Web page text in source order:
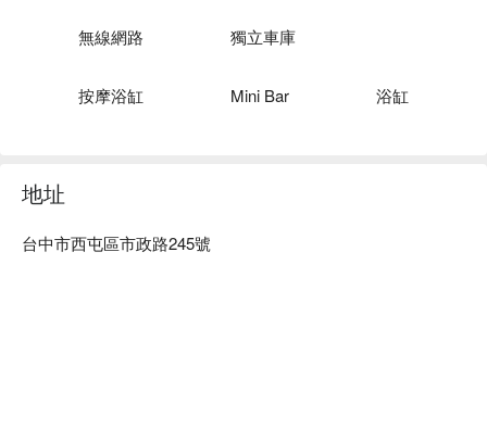
台中沐蘭精品旅館優惠、台中沐蘭精品旅館住宿方案、台中沐
無線網路 獨立車庫
按摩浴缸 Mini Bar 浴缸
地址
台中市西屯區市政路245號